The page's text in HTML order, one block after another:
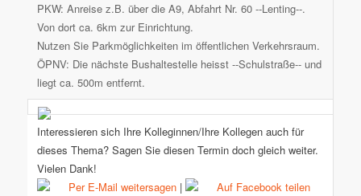
PKW: Anreise z.B. über die A9, Abfahrt Nr. 60 --Lenting--.
Von dort ca. 6km zur Einrichtung.
Nutzen Sie Parkmöglichkeiten im öffentlichen Verkehrsraum.
ÖPNV: Die nächste Bushaltestelle heisst --Schulstraße-- und
liegt ca. 500m entfernt.
Interessieren sich Ihre Kolleginnen/Ihre Kollegen auch für
dieses Thema? Sagen Sie diesen Termin doch gleich weiter.
Vielen Dank!
Per E-Mail weitersagen| Auf Facebook teilen